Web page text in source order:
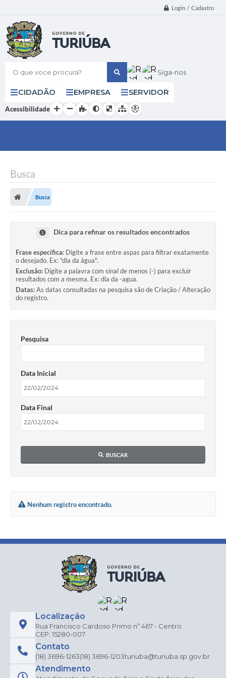
Login / Cadastro
O que voce procura? Siga-nos
CIDADÃO EMPRESA SERVIDOR
Acessibilidade
Busca
Busca
Dica para refinar os resultados encontrados
Frase específica: Digite a frase entre aspas para filtrar exatamente
o desejado. Ex: "dia da água".
Exclusão: Digite a palavra com sinal de menos (-) para excluir
resultados com a mesma. Ex: dia da -agua.
Datas:As datas consultadas na pesquisa são de Criação / Alteração
do registro.
Pesquisa
Data Inicial
Data Final
BUSCAR
Nenhum registro encontrado.
Localização
Rua Francisco Cardoso Primo nº 467 - Centro
CEP: 15280-007
Contato
(18) 3696-1263(18) 3696-1203turiuba@turiuba.sp.gov.br
Atendimento